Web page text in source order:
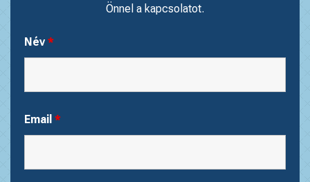
Önnel a kapcsolatot.
Név *
Email *